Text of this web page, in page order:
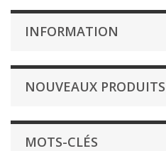
INFORMATION
NOUVEAUX PRODUITS
MOTS-CLÉS